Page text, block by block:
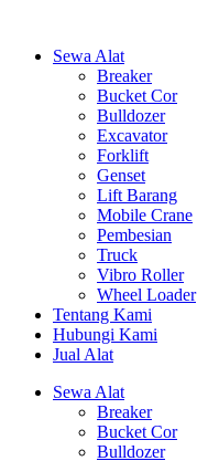
Sewa Alat
Breaker
Bucket Cor
Bulldozer
Excavator
Forklift
Genset
Lift Barang
Mobile Crane
Pembesian
Truck
Vibro Roller
Wheel Loader
Tentang Kami
Hubungi Kami
Jual Alat
Sewa Alat
Breaker
Bucket Cor
Bulldozer